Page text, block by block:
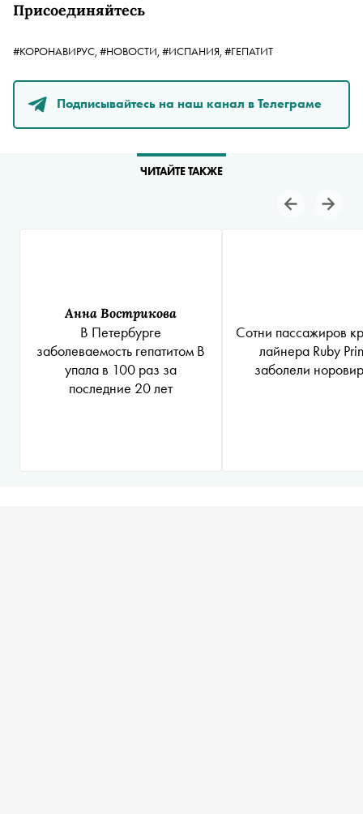
Присоединяйтесь
#КОРОНАВИРУС, #НОВОСТИ, #ИСПАНИЯ, #ГЕПАТИТ
Подписывайтесь на наш канал в Телеграме
ЧИТАЙТЕ ТАКЖЕ
Анна Вострикова
В Петербурге
заболеваемость гепатитом B
упала в 100 раз за
последние 20 лет
Сотни пассажиров
лайнера Ruby
заболели